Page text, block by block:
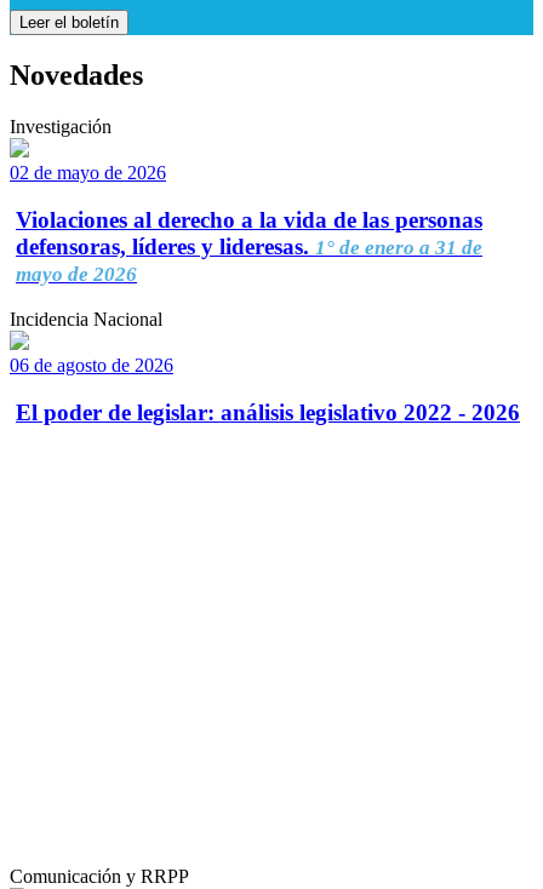
Leer el boletín
Novedades
Investigación
02 de mayo de 2026
Violaciones al derecho a la vida de las personas
defensoras, líderes y lideresas. 1° de enero a 31 de
mayo de 2026
Incidencia Nacional
06 de agosto de 2026
El poder de legislar: análisis legislativo 2022 - 2026
Comunicación y RRPP